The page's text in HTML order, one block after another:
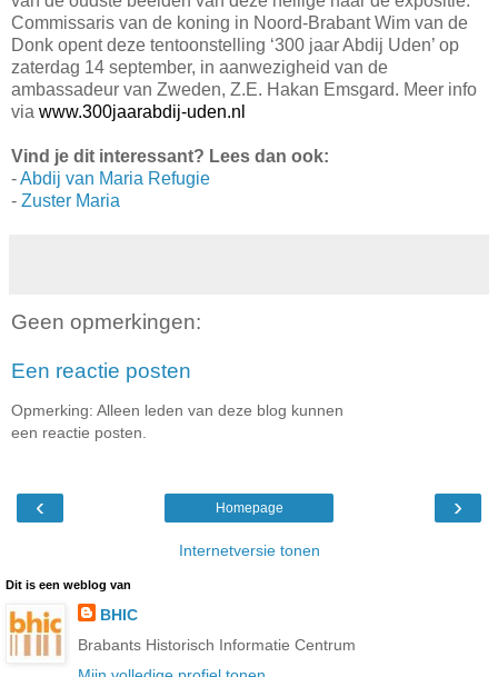
Commissaris van de koning in Noord-Brabant Wim van de
Donk opent deze tentoonstelling ‘300 jaar Abdij Uden’ op
zaterdag 14 september, in aanwezigheid van de
ambassadeur van Zweden, Z.E. Hakan Emsgard. Meer info
via www.300jaarabdij-uden.nl
Vind je dit interessant? Lees dan ook:
-Abdij van Maria Refugie
- Zuster Maria
Geen opmerkingen:
Een reactie posten
Opmerking: Alleen leden van deze blog kunnen
een reactie posten.
‹ ›
Homepage
Internetversie tonen
Dit is een weblog van
BHIC
Brabants Historisch Informatie Centrum